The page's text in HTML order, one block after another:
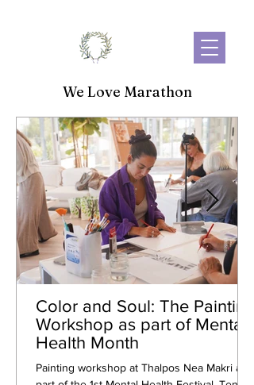
We Love Marathon
Color and Soul: The Painting
Workshop as part of Mental
Health Month
Painting workshop at Thalpos Nea Makri as